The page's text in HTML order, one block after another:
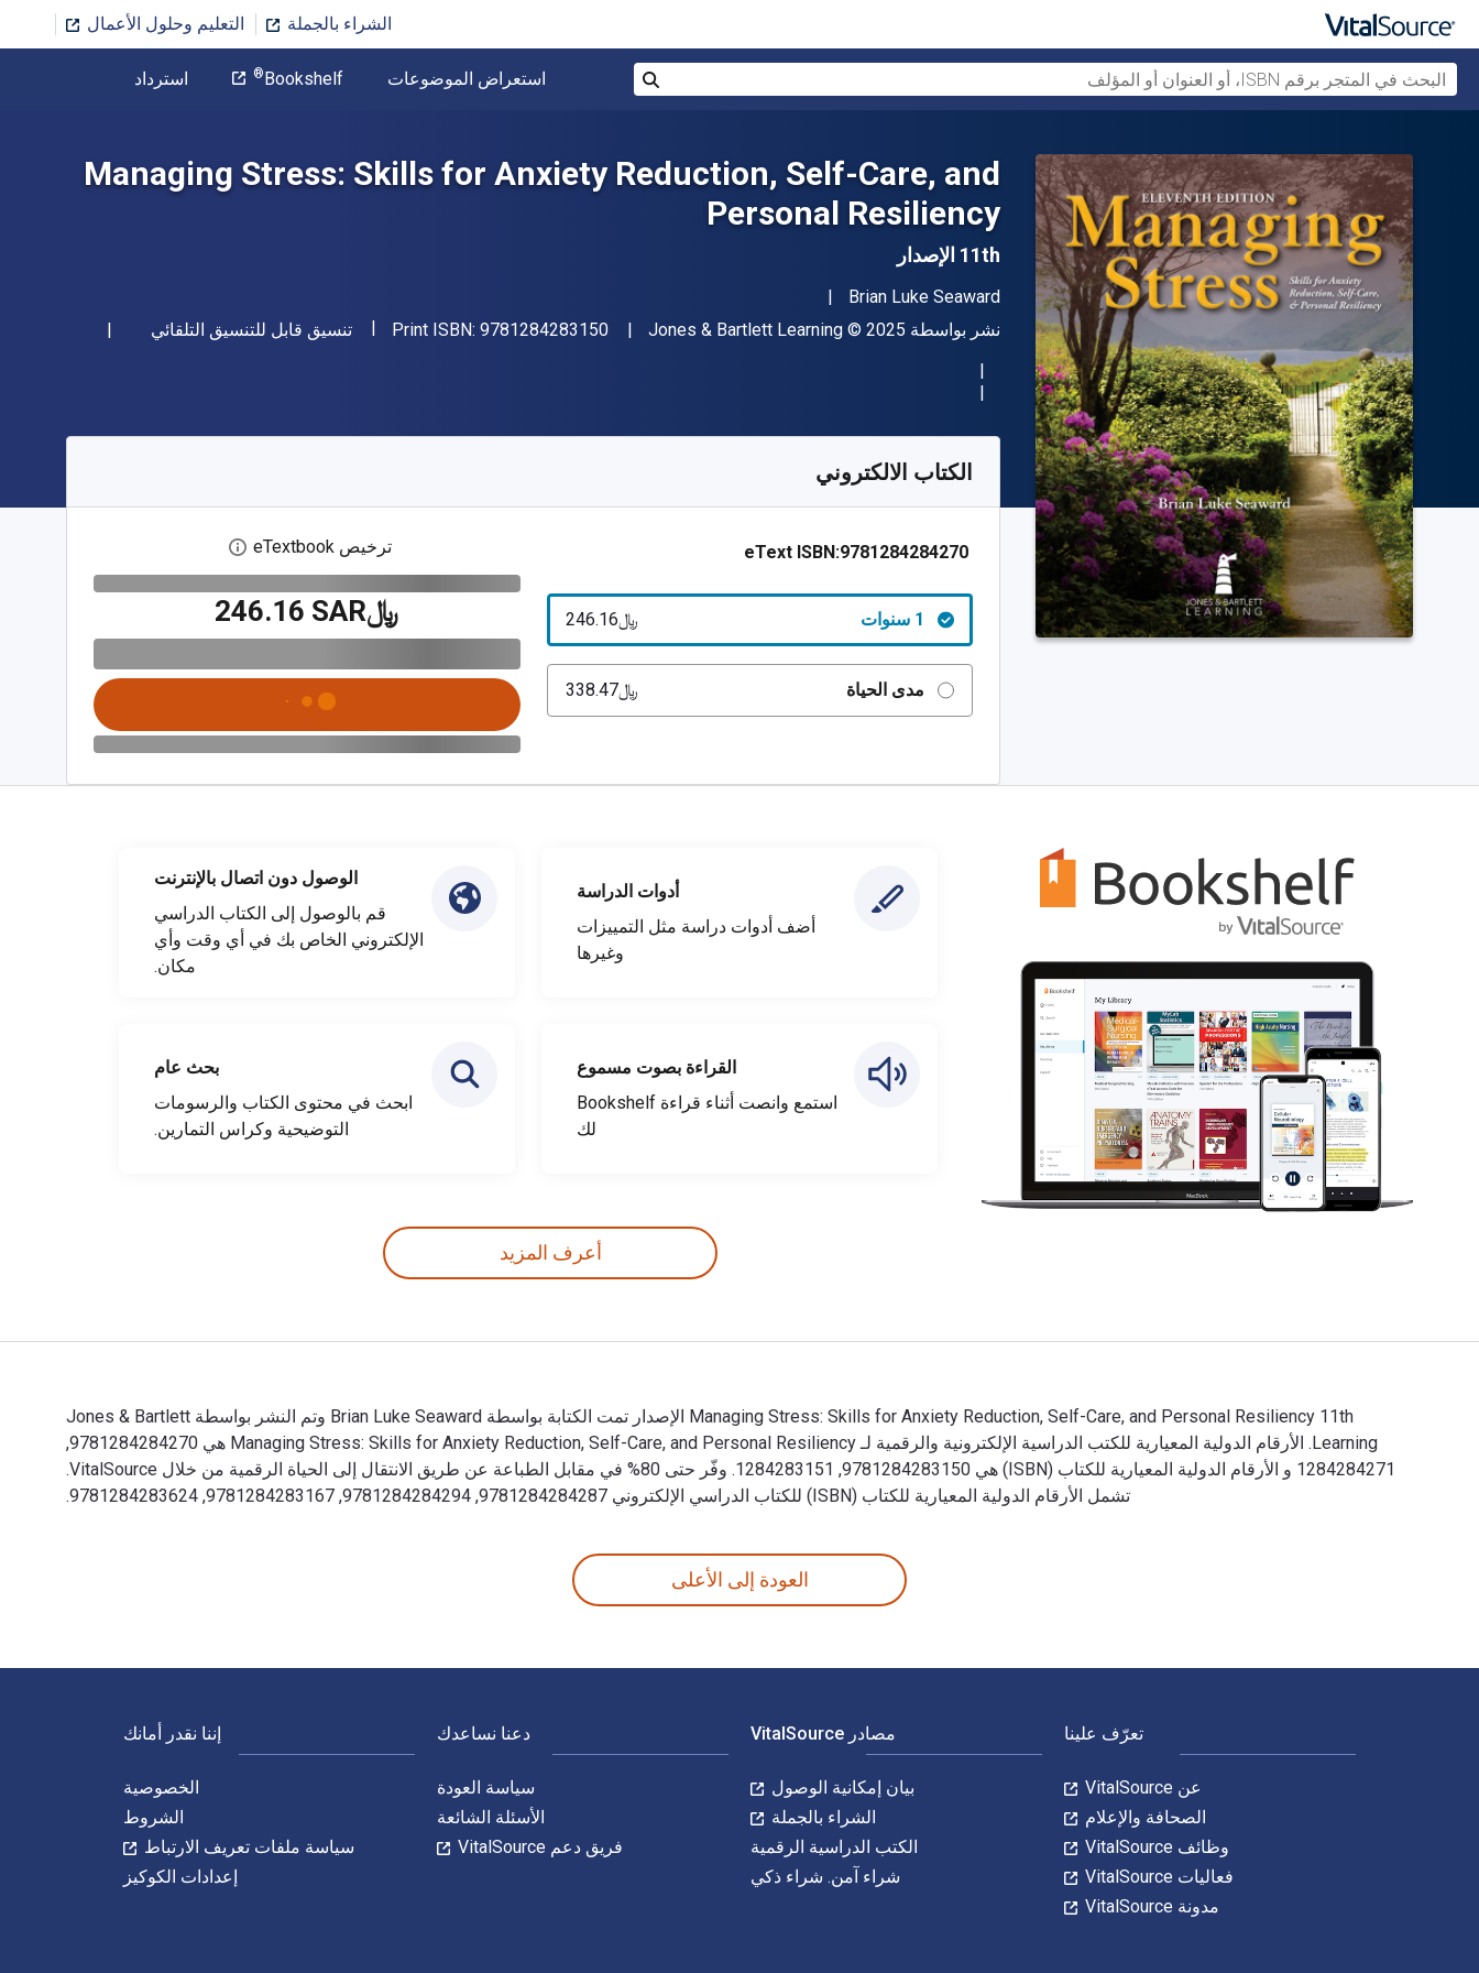
الشراء بالجملة التعليم وحلول الأعمال
البحث في المتجر برقم ISBN، أو العنوان أو المؤلفاستعراض الموضوعات Bookshelf
® استرداد
Managing Stress: Skills for Anxiety Reduction, Self-Care, and
Personal Resiliency
11th الإصدار
المؤلف (المؤلفون)
Brian Luke Seaward
الناشر
نشر بواسطة Jones & Bartlett Learning
حقوق الطبع والنشر © 2025
Print ISBN: 9781284283150 شكل
تنسيق قابل للتنسيق التلقائي
9781284284270R365
الكتاب الالكتروني
eText ISBN:9781284284270
1 سنوات ﷼‎246.16
مدى الحياة ﷼‎338.47
ترخيص eTextbook افتح مربع حوار الترخيص
﷼‎246.16 SAR
أدوات الدراسة
أضف أدوات دراسة مثل التمييزات
وغيرها
القراءة بصوت مسموع
استمع وانصت أثناء قراءة Bookshelf
لك
الوصول دون اتصال بالإنترنت
قم بالوصول إلى الكتاب الدراسي
الإلكتروني الخاص بك في أي وقت وأي
مكان.
بحث عام
ابحث في محتوى الكتاب والرسومات
التوضيحية وكراس التمارين.
أعرف المزيد
Managing Stress: Skills for Anxiety Reduction, Self-Care, and Personal Resiliency 11th الإصدار تمت الكتابة بواسطة Brian Luke Seaward وتم النشر بواسطة Jones & Bartlett
Learning. الأرقام الدولية المعيارية للكتب الدراسية الإلكترونية والرقمية لـ Managing Stress: Skills for Anxiety Reduction, Self-Care, and Personal Resiliency هي 9781284284270,
1284284271 و الأرقام الدولية المعيارية للكتاب (ISBN) هي 9781284283150, 1284283151. وفّر حتى 80% في مقابل الطباعة عن طريق الانتقال إلى الحياة الرقمية من خلال VitalSource.
تشمل الأرقام الدولية المعيارية للكتاب (ISBN) للكتاب الدراسي الإلكتروني 9781284284287, 9781284284294, 9781284283167, 9781284283624.
العودة إلى الأعلى
تعرّف علينا
عن VitalSource
الصحافة والإعلام
وظائف VitalSource
فعاليات VitalSource
مدونة VitalSource
مصادر VitalSource
بيان إمكانية الوصول
الشراء بالجملة
الكتب الدراسية الرقمية
شراء آمن. شراء ذكي
دعنا نساعدك
سياسة العودة
الأسئلة الشائعة
فريق دعم VitalSource
إننا نقدر أمانك
الخصوصية
الشروط
سياسة ملفات تعريف الارتباط
إعدادات الكوكيز